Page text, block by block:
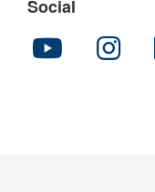
Social